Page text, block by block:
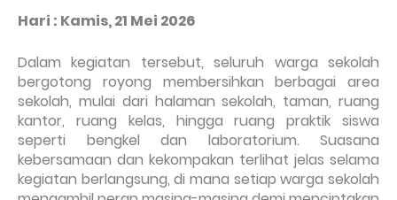
Hari : Kamis, 21 Mei 2026
Dalam kegiatan tersebut, seluruh warga sekolah
bergotong royong membersihkan berbagai area
sekolah, mulai dari halaman sekolah, taman, ruang
kantor, ruang kelas, hingga ruang praktik siswa
seperti bengkel dan laboratorium. Suasana
kebersamaan dan kekompakan terlihat jelas selama
kegiatan berlangsung, di mana setiap warga sekolah